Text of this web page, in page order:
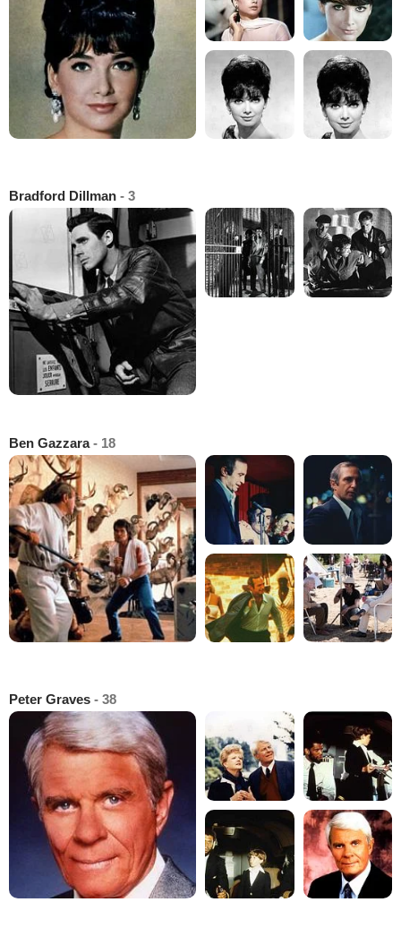
Bradford Dillman - 3
Ben Gazzara- 18
Peter Graves - 38